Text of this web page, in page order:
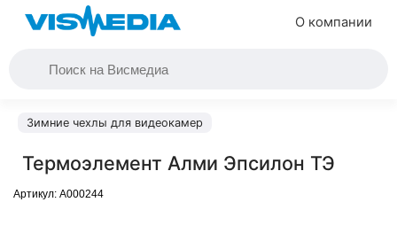
О компании
Зимние чехлы для видеокамер
Термоэлемент Алми Эпсилон ТЭ
Артикул: A000244